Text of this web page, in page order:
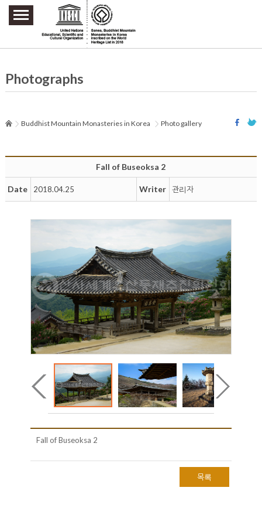
주요메뉴 바로가기
본문 바로가기
하단메뉴 바로가기
Photographs
Buddhist Mountain Monasteries in Korea Photo gallery
Fall of Buseoksa 2
Date 2018.04.25 Writer 관리자
Fall of Buseoksa 2
목록